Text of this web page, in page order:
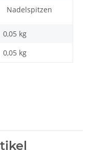
Nadelspitzen
0,05 kg
0,05 kg